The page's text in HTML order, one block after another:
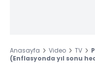
Anasayfa Video TV
(Enflasyonda yıl sonu